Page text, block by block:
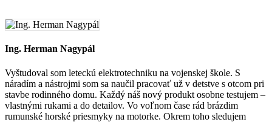
Ing. Herman Nagypál
Vyštudoval som leteckú elektrotechniku na vojenskej škole. S
náradím a nástrojmi som sa naučil pracovať už v detstve s otcom pri
stavbe rodinného domu. Každý náš nový produkt osobne testujem –
vlastnými rukami a do detailov. Vo voľnom čase rád brázdim
rumunské horské priesmyky na motorke. Okrem toho sledujem